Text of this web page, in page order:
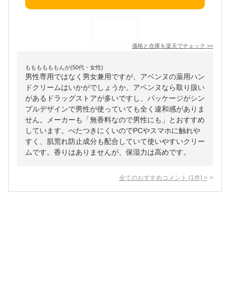
価格と在庫を楽天でチェック >>
ももももももんが(50代・女性)
男性専用ではなく男女兼用ですが、アベンヌの薬用ハン
ドクリームはいかがでしょうか。アベンヌなら取り扱い
があるドラッグストアが多いですし、パッケージがシン
プルデザインで男性が使っていても全く違和感がありま
せん。メーカーも「無香料なので男性にも」とおすすめ
しています。べたつきにくいのでPCやスマホに触れや
すく、肌荒れ防止成分も配合していて使いやすいクリー
ムです。香りはありませんが、保湿力は高めです。
全てのおすすめコメント (1 件) >